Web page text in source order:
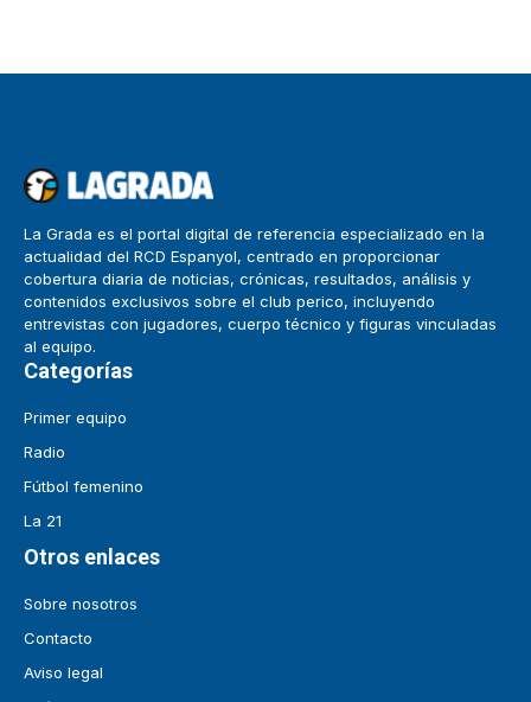
La Grada es el portal digital de referencia especializado en la
actualidad del RCD Espanyol, centrado en proporcionar
cobertura diaria de noticias, crónicas, resultados, análisis y
contenidos exclusivos sobre el club perico, incluyendo
entrevistas con jugadores, cuerpo técnico y figuras vinculadas
al equipo.
Categorías
Primer equipo
Radio
Fútbol femenino
La 21
Otros enlaces
Sobre nosotros
Contacto
Aviso legal